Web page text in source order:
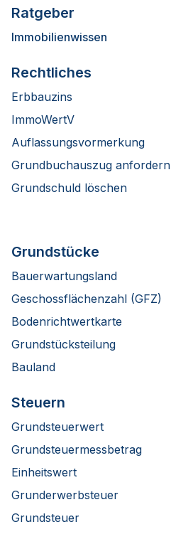
Ratgeber
Immobilienwissen
Rechtliches
Erbbauzins
ImmoWertV
Auflassungsvormerkung
Grundbuchauszug anfordern
Grundschuld löschen
Grundstücke
Bauerwartungsland
Geschossflächenzahl (GFZ)
Bodenrichtwertkarte
Grundstücksteilung
Bauland
Steuern
Grundsteuerwert
Grundsteuermessbetrag
Einheitswert
Grunderwerbsteuer
Grundsteuer